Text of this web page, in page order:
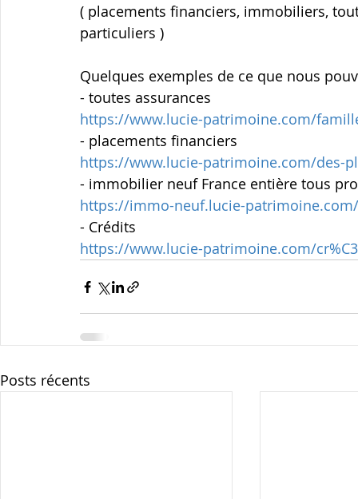
( placements financiers, immobiliers,
particuliers )
Quelques exemples de ce que nous
- toutes assurances
https://www.lucie-patrimoine.com/
- placements financiers
https://www.lucie-patrimoine.com/des-
- immobilier neuf France entière tous
https://immo-neuf.lucie-patrimoine.com/
- Crédits
https://www.lucie-patrimoine.com/
Posts récents